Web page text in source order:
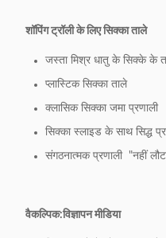
शॉपिंग ट्रॉली के लिए सिक्का ताले
जस्ता मिश्र धातु के सिक्के के
प्लास्टिक सिक्का ताले
क्लासिक सिक्का जमा प्रणाली
सिक्का स्लाइड के साथ सिद्ध
संगठनात्मक प्रणाली ️ "नहीं
वैकल्पिक:विज्ञापन मीडिया